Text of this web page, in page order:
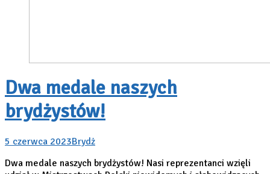
Dwa medale naszych
brydżystów!
5 czerwca 2023Brydż
Dwa medale naszych brydżystów! Nasi reprezentanci wzięli